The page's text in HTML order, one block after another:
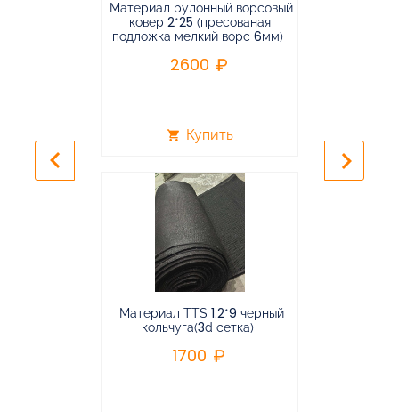
Материал рулонный ворсовый
ковер 2*25 (пресованая
подложка мелкий ворс 6мм)
2600
shopping_cart Купить
Материал TTS 1.2*9 черный
кольчуга(3d сетка)
1700
keyboard_arrow_left keyboard_arrow_right